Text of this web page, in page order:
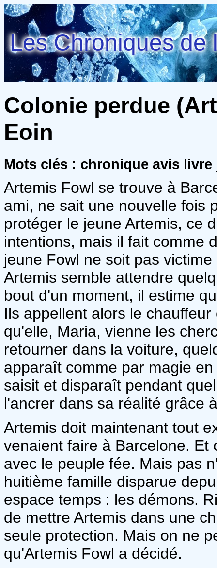
Les Chroniques de
Colonie perdue
Eoin
Mots clés : chronique avis
Artemis Fowl se trouve à
ami, ne sait une nouvelle fois
protéger le jeune Artemis, ce
intentions, mais il fait comme
jeune Fowl ne soit pas
Artemis semble attendre
bout d'un moment, il estime
Ils appellent alors le
qu'elle, Maria, vienne les
retourner dans la voiture,
apparaît comme par magie
saisit et disparaît pendant
l'ancrer dans sa réalité grâce
Artemis doit maintenant tout
venaient faire à Barcelone.
avec le peuple fée. Mais pas
huitième famille disparue
espace temps : les démons.
de mettre Artemis dans une
seule protection. Mais on ne
qu'Artemis Fowl a décidé.